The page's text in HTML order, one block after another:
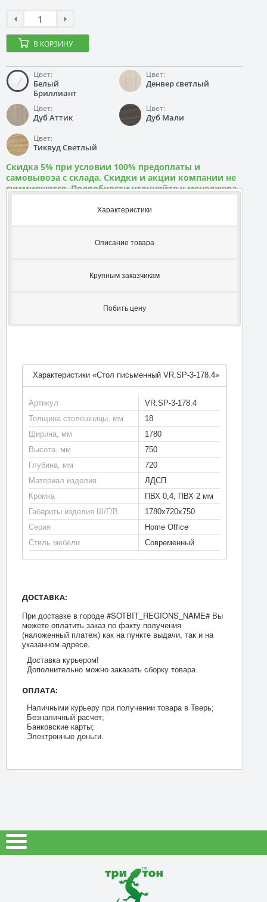
В КОРЗИНУ
Цвет:
Белый
Бриллиант
Цвет:
Денвер светлый
Цвет:
Дуб Аттик
Цвет:
Дуб Мали
Цвет:
Тиквуд Светлый
Скидка 5% при условии 100% предоплаты и
самовывоза с склада. Скидки и акции компании не
суммируются. Подробности уточняйте у менеджера
Характеристики
Описание товара
Крупным заказчикам
Побить цену
Характеристики «Стол письменный VR.SP-3-178.4»
Артикул
VR.SP-3-178.4
Толщина столешницы, мм
18
Ширина, мм
1780
Высота, мм
750
Глубина, мм
720
Материал изделия
ЛДСП
Кромка
ПВХ 0,4, ПВХ 2 мм
Габариты изделия Ш/Г/В
1780х720х750
Серия
Home Office
Стиль мебели
Современный
ДОСТАВКА:
При доставке в городе #SOTBIT_REGIONS_NAME# Вы
можете оплатить заказ по факту получения
(наложенный платеж) как на пункте выдачи, так и на
указанном адресе.
Доставка курьером!
Дополнительно можно заказать сборку товара.
ОПЛАТА:
Наличными курьеру при получении товара в Тверь;
Безналичный расчет;
Банковские карты;
Электронные деньги.